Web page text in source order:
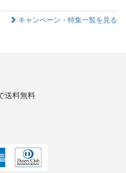
キャンペーン・特集一覧を見る
送料無料